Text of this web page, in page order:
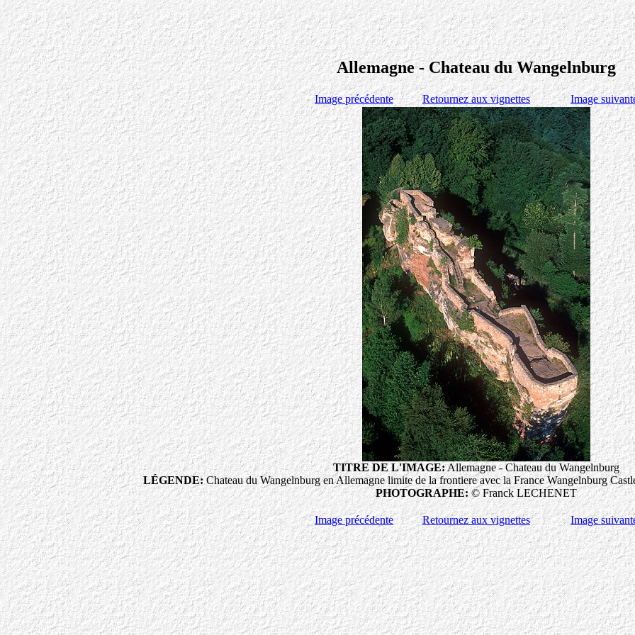
Allemagne - Chateau du Wangelnburg
Image précédente Retournez aux vignettes Image
TITRE DE L'IMAGE:Allemagne - Chateau du Wangelnburg
LÉGENDE:Chateau du Wangelnburg en Allemagne limite de la frontiere avec la France Wangelnburg
PHOTOGRAPHE:© Franck LECHENET
Image précédente Retournez aux vignettes Image